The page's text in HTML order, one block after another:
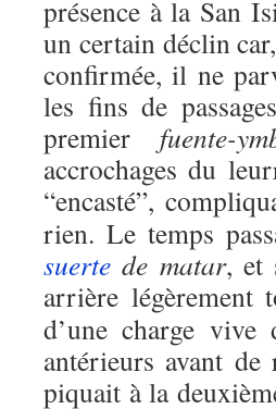
présence à la San
un certain déclin
confirmée, il ne
les fins de
premier fuente-
accrochages du
“encasté”,
rien. Le temps
suerte de matar, et
arrière légèrement
d’une charge
antérieurs avant
piquait à la